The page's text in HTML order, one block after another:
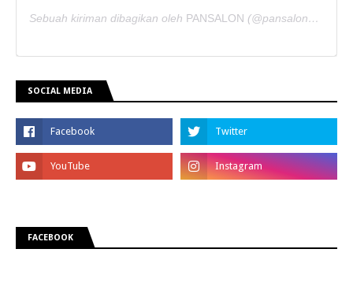
Sebuah kiriman dibagikan oleh PANSALON (@pansaloncorporate) pada
SOCIAL MEDIA
FACEBOOK